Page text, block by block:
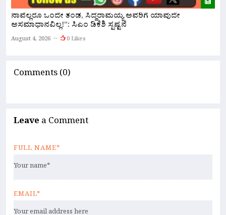
ನಾವೆಲ್ಲರೂ ಒಂದೇ ತಂಡ, ಸಿದ್ದರಾಮಯ್ಯ ಅವರಿಗೆ ಯಾವುದೇ
ಅಸಮಾಧಾನವಿಲ್ಲ!”: ಸಿಎಂ ಡಿಕೆಶಿ ಸ್ಪಷ್ಟನೆ
August 4, 2026 0 Likes
Comments (0)
Leave a Comment
FULL NAME*
EMAIL*